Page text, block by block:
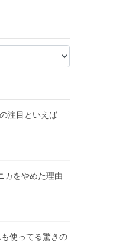
注目といえば
カをやめた理由
使ってる驚きの